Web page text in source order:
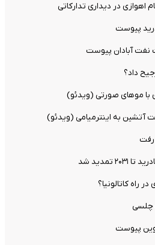
اهوازی در دیداری تدارکاتی
پیوست
نفت آبادان پیوست
داد؟
با موهای صورتی (ویدئو)
آتشین به اینترمیامی (ویدئو)
رفت
تمدید شد
راه کاتالونیا؟
چلسی
پیوست